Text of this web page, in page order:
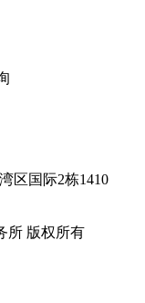
区国际2栋1410
务所 版权所有